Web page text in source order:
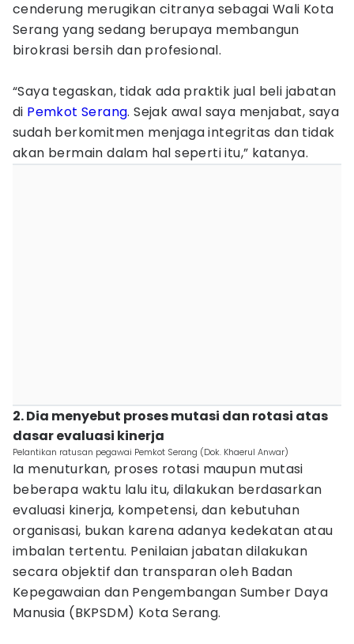
cenderung merugikan citranya sebagai Wali Kota
Serang yang sedang berupaya membangun
birokrasi bersih dan profesional.
“Saya tegaskan, tidak ada praktik jual beli jabatan
di Pemkot Serang. Sejak awal saya menjabat, saya
sudah berkomitmen menjaga integritas dan tidak
akan bermain dalam hal seperti itu,” katanya.
2. Dia menyebut proses mutasi dan rotasi atas
dasar evaluasi kinerja
Pelantikan ratusan pegawai Pemkot Serang (Dok. Khaerul Anwar)
Ia menuturkan, proses rotasi maupun mutasi
beberapa waktu lalu itu, dilakukan berdasarkan
evaluasi kinerja, kompetensi, dan kebutuhan
organisasi, bukan karena adanya kedekatan atau
imbalan tertentu. Penilaian jabatan dilakukan
secara objektif dan transparan oleh Badan
Kepegawaian dan Pengembangan Sumber Daya
Manusia (BKPSDM) Kota Serang.